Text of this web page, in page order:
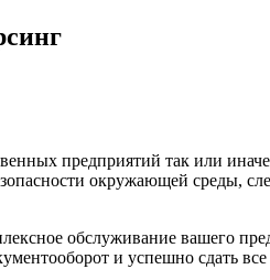
предприятий так или
окружающей среды,
обслуживание вашего
и успешно сдать